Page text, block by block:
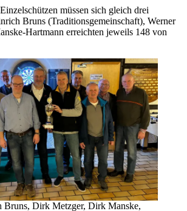
müssen sich gleich drei
Bruns (Traditionsgemeinschaft), Werner
Hartmann erreichten jeweils 148 von
Bruns, Dirk Metzger, Dirk Manske,